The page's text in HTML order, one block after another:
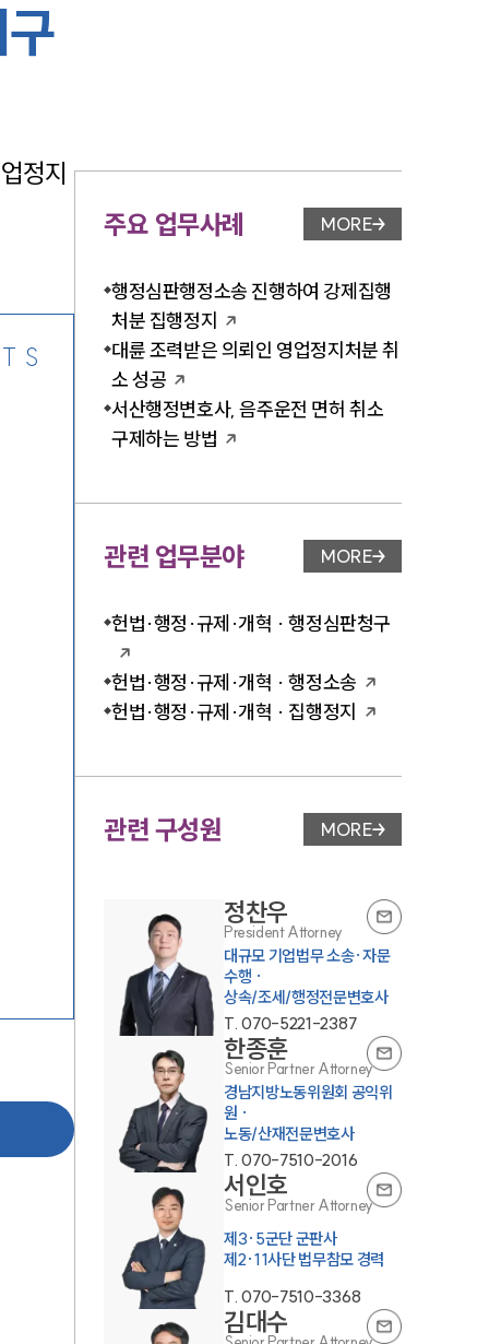
정지
주요 업무사례 업무사례 페이지 이
MORE
행정심판행정소송 진행하여 강제집행
처분 집행정지
대륜 조력받은 의뢰인 영업정지처분 취
소 성공
서산행정변호사, 음주운전 면허 취소
구제하는 방법
관련 업무분야 업무분야 페이지 이
MORE
헌법·행정·규제·개혁 · 행정심판청구
헌법·행정·규제·개혁 · 행정소송
헌법·행정·규제·개혁 · 집행정지
관련 구성원 변호사 페이지 이동
MORE
정찬우
President Attorney
대규모 기업법무 소송·자문
수행 ·
상속/조세/행정전문변호사
T.070-5221-2387
한종훈
Senior Partner Attorney
경남지방노동위원회 공익위
원 ·
노동/산재전문변호사
T.070-7510-2016
서인호
Senior Partner Attorney
제3·5군단 군판사
제2·11사단 법무참모 경력
T.070-7510-3368
김대수